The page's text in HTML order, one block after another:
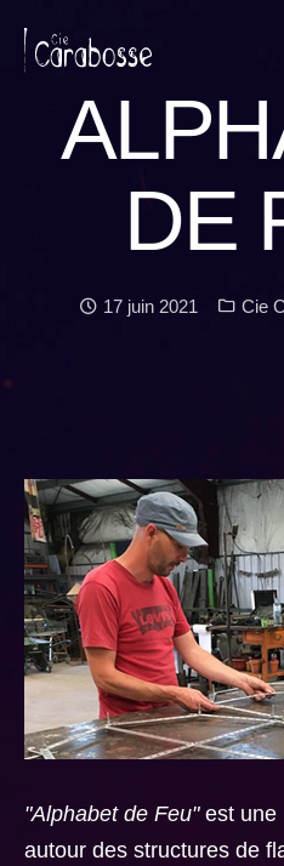
DE
Date :
17 juin 2021 Cie
"Alphabet de Feu" est une
autour des structures de